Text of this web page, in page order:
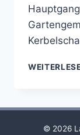
© 2026